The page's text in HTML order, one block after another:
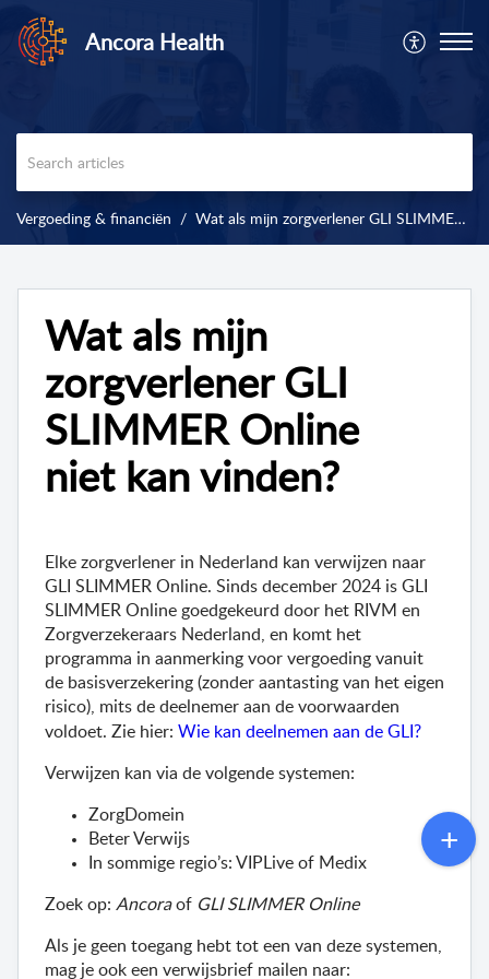
Ancora Health
Vergoeding & financiën Wat als mijn zorgverlener GLI SLIMMER Online niet kan vinden?
Wat als mijn
zorgverlener GLI
SLIMMER Online
niet kan vinden?
Elke zorgverlener in Nederland kan verwijzen naar
GLI SLIMMER Online. Sinds december 2024 is GLI
SLIMMER Online goedgekeurd door het RIVM en
Zorgverzekeraars Nederland, en komt het
programma in aanmerking voor vergoeding vanuit
de basisverzekering (zonder aantasting van het eigen
risico), mits de deelnemer aan de voorwaarden
voldoet. Zie hier: Wie kan deelnemen aan de GLI?
Verwijzen kan via de volgende systemen:
ZorgDomein
Beter Verwijs
In sommige regio’s: VIPLive of Medix
Zoek op: Ancora of GLI SLIMMER Online
Als je geen toegang hebt tot een van deze systemen,